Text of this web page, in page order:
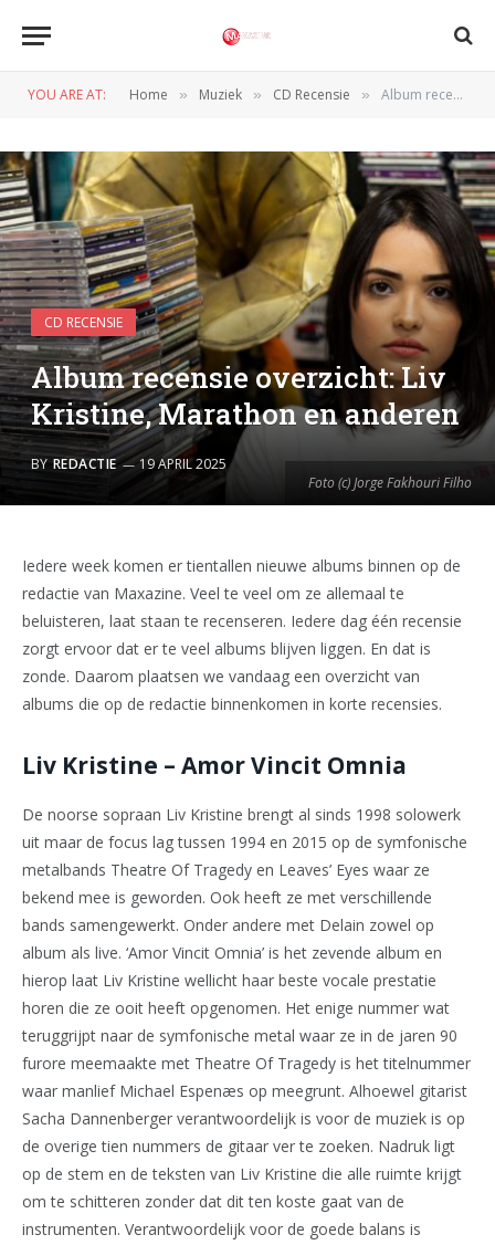
YOU ARE AT: Home » Muziek » CD Recensie » Album recensie overzicht: Liv Kristine, Marathon en anderen
Foto (c) Jorge Fakhouri Filho
CD RECENSIE
Album recensie overzicht: Liv
Kristine, Marathon en anderen
BY REDACTIE 19 APRIL 2025
Iedere week komen er tientallen nieuwe albums binnen op de
redactie van Maxazine. Veel te veel om ze allemaal te
beluisteren, laat staan te recenseren. Iedere dag één recensie
zorgt ervoor dat er te veel albums blijven liggen. En dat is
zonde. Daarom plaatsen we vandaag een overzicht van
albums die op de redactie binnenkomen in korte recensies.
Liv Kristine – Amor Vincit Omnia
De noorse sopraan Liv Kristine brengt al sinds 1998 solowerk
uit maar de focus lag tussen 1994 en 2015 op de symfonische
metalbands Theatre Of Tragedy en Leaves’ Eyes waar ze
bekend mee is geworden. Ook heeft ze met verschillende
bands samengewerkt. Onder andere met Delain zowel op
album als live. ‘Amor Vincit Omnia’ is het zevende album en
hierop laat Liv Kristine wellicht haar beste vocale prestatie
horen die ze ooit heeft opgenomen. Het enige nummer wat
teruggrijpt naar de symfonische metal waar ze in de jaren 90
furore meemaakte met Theatre Of Tragedy is het titelnummer
waar manlief Michael Espenæs op meegrunt. Alhoewel gitarist
Sacha Dannenberger verantwoordelijk is voor de muziek is op
de overige tien nummers de gitaar ver te zoeken. Nadruk ligt
op de stem en de teksten van Liv Kristine die alle ruimte krijgt
om te schitteren zonder dat dit ten koste gaat van de
instrumenten. Verantwoordelijk voor de goede balans is